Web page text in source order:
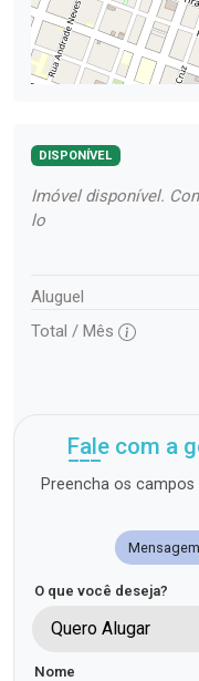
DISPONÍVEL
Imóvel disponível.
lo
Aluguel
Total / Mês
Fale com a
Preencha os
O que você deseja?
Quero Alugar
Nome